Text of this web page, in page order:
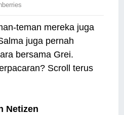
teman mereka juga
juga pernah
bersama Grei.
Scroll terus
Netizen